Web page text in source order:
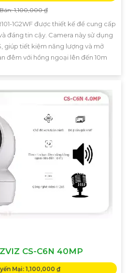
1,100,000 ₫
1G2WF được thiết kế để cung cấp
đáng tin cậy. Camera này sử dụng
giúp tiết kiệm năng lượng và mở
đêm với hồng ngoại lên đến 10m
CS-C6N 40MP
Mại: 1,100,000 ₫